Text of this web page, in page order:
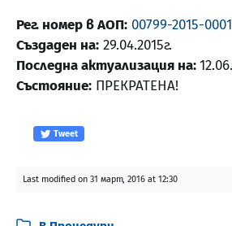
Рег. номер в АОП: 00799-2015-0001
Създаден на: 29.04.2015г.
Последна актуализация на:
Състояние: ПРЕКРАТЕНА!
Tweet
Last modified on 31 март, 2016 at 12:30